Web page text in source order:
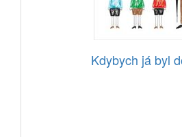
Kdybych já byl